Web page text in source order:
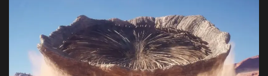
ENTRAR OU REGISTAR